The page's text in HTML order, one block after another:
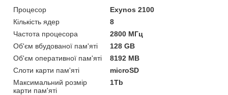
Процесор
Exynos 2100
Кількість ядер
8
Частота процесора
2800 МГц
Об'єм вбудованої пам'яті
128 GB
Об'єм оперативної пам'яті
8192 MB
Слоти карти пам'яті
microSD
Максимальний розмір
карти пам'яті
1Tb